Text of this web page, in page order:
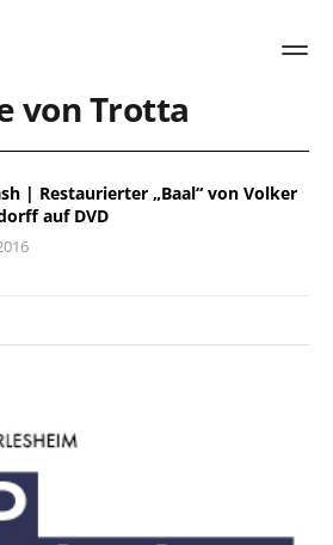
von Trotta
| Restaurierter „Baal“ von Volker
auf DVD